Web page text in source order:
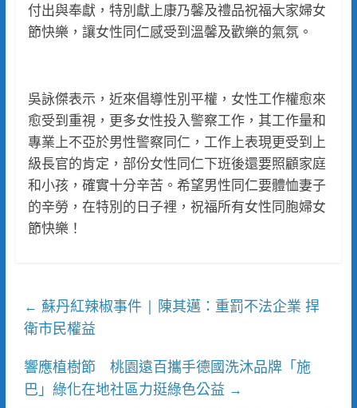
付出與奉獻，特別獻上康乃馨及禮品祝福大家婦女
節快樂，讓女性同仁感受到溫馨及歡樂的氣氛。
吳詠傑表示，近來倡導性別平權，女性工作權愈來
愈受到重視，更多女性投入警察工作，其工作量和
專業上不亞於男性警察同仁，工作上表現更受到上
級長官的肯定，部份女性同仁下班後還要照顧家庭
和小孩，確實十分辛苦。希望男性同仁要體恤妻子
的辛勞，在特別的日子裡，祝福所有女性同胞婦女
節快樂！
← 蘇丹紅辣椒事件 | 陳其邁：重罰不法企業 捍
衛市民權益
響應植樹節 桃園遠百攜手德國洗沐品牌「施
巴」綠化在地社區力挺綠色公益 →